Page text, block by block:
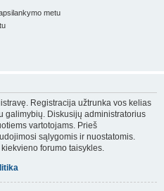
metu
Registracija užtrunka vos kelias
galimybių. Diskusijų administratorius
vartotojams. Prieš
sąlygomis ir nuostatomis.
forumo taisykles.